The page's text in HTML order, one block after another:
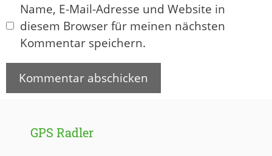
Name, E-Mail-Adresse und Website in
diesem Browser für meinen nächsten
Kommentar speichern.
GPS Radler